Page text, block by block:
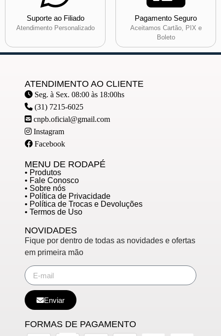
Suporte ao Filiado
Atendimento Personalizado
Pagamento Seguro
Aceitamos Cartão, PIX e
Boleto
ATENDIMENTO AO CLIENTE
Seg. à Sex. 08:00 às 18:00hs
(31) 7215-6025
cnpb.oficial@gmail.com
Instagram
Facebook
MENU DE RODAPÉ
• Produtos
• Fale Conosco
• Sobre nós
• Política de Privacidade
• Política de Trocas e Devoluções
• Termos de Uso
NOVIDADES
Fique por dentro de todas as novidades e ofertas
em primeira mão
Enviar
FORMAS DE PAGAMENTO